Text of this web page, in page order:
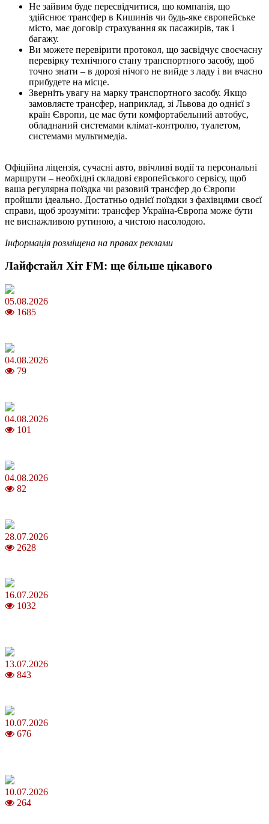
Не зайвим буде пересвідчитися, що компанія, що
здійснює трансфер в Кишинів чи будь-яке європейське
місто, має договір страхування як пасажирів, так і
багажу.
Ви можете перевірити протокол, що засвідчує своєчасну
перевірку технічного стану транспортного засобу, щоб
точно знати – в дорозі нічого не вийде з ладу і ви вчасно
прибудете на місце.
Зверніть увагу на марку транспортного засобу. Якщо
замовляєте трансфер, наприклад, зі Львова до однієї з
країн Європи, це має бути комфортабельний автобус,
обладнаний системами клімат-контролю, туалетом,
системами мультимедіа.
Офіційна ліцензія, сучасні авто, ввічливі водії та персональні
маршрути – необхідні складові європейського сервісу, щоб
ваша регулярна поїздка чи разовий трансфер до Європи
пройшли ідеально. Достатньо однієї поїздки з фахівцями своєї
справи, щоб зрозуміти: трансфер Україна-Європа може бути
не виснажливою рутиною, а чистою насолодою.
Інформація розміщена на правах реклами
Лайфстайл Хіт FM: ще більше цікавого
05.08.2026
1685
04.08.2026
79
04.08.2026
101
04.08.2026
82
28.07.2026
2628
16.07.2026
1032
13.07.2026
843
10.07.2026
676
10.07.2026
264